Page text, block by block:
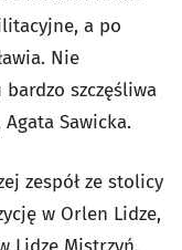
a po
Nie
szczęśliwa
Sawicka.
zespół ze stolicy
w Orlen Lidze,